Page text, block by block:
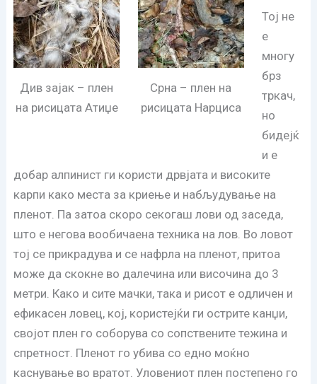
Див зајак – плен
на рисицата Атиџе
Срна – плен на
рисицата Нарциса
Тој не
е
многу
брз
тркач,
но
бидејќ
и е
добар алпинист ги користи дрвјата и високите
карпи како места за криење и набљудување на
пленот. Па затоа скоро секогаш лови од заседа,
што е негова вообичаена техника на лов. Во ловот
тој се прикрадува и се нафрла на пленот, притоа
може да скокне во далечина или височина до 3
метри. Како и сите мачки, така и рисот е одличен и
ефикасен ловец, кој, користејќи ги острите канџи,
својот плен го соборува со сопствените тежина и
спретност. Пленот го убива со едно моќно
каснување во вратот. Уловениот плен постепено го